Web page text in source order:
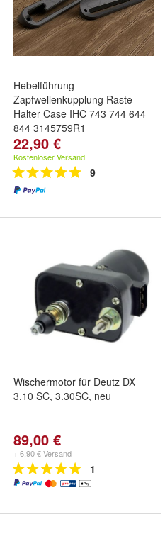
Hebelführung
Zapfwellenkupplung Raste
Halter Case IHC 743 744 644
844 3145759R1
22,90 €
Kostenloser Versand
9
Wischermotor für Deutz DX
3.10 SC, 3.30SC, neu
89,00 €
+ 6,90 € Versand
1